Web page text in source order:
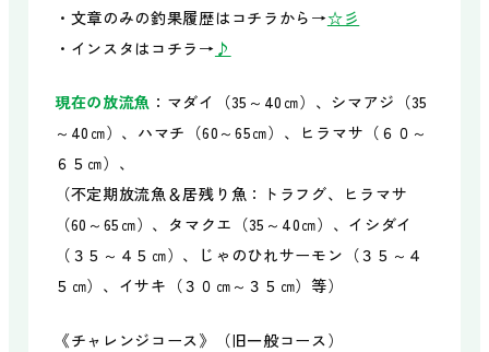
エアストリーム
レンタル品・販売品
体験する
レンタルボート
マリンクラフト
サウナ
朝ヨガ
・文章のみの釣果履歴はコチラから→☆彡
・インスタはコチラ→ ♪
現在の放流魚 ：マダイ（35～40㎝）、シマアジ（35
～40㎝）、ハマチ（60～65㎝）、ヒラマサ（６０～
６５㎝）、
（不定期放流魚＆居残り魚：トラフグ、ヒラマサ
（60～65㎝）、タマクエ（35～40㎝）、イシダイ
（３５～４５㎝）、じゃのひれサーモン（３５～４
５㎝）、イサキ（３０㎝～３５㎝）等）
《チャレンジコース》（旧一般コース）